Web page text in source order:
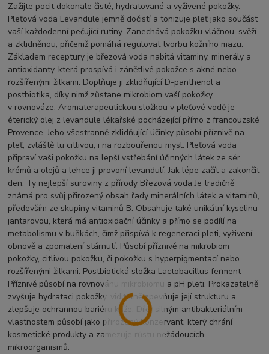
Zažijte pocit dokonale čisté, hydratované a vyživené pokožky.
Pleťová voda Levandule jemně dočistí a tonizuje pleť jako součást
vaší každodenní pečující rutiny. Zanechává pokožku vláčnou, svěží
a zklidněnou, přičemž pomáhá regulovat tvorbu kožního mazu.
Základem receptury je březová voda nabitá vitaminy, minerály a
antioxidanty, která prospívá i zánětlivé pokožce s akné nebo
rozšířenými žilkami. Doplňuje ji zklidňující D-panthenol a
postbiotika, díky nimž zůstane mikrobiom vaší pokožky
v rovnováze. Aromaterapeutickou složkou v pleťové vodě je
éterický olej z levandule lékařské pocházející přímo z francouzské
Provence. Jeho všestranně zklidňující účinky působí příznivě na
pleť, zvláště tu citlivou, i na rozbouřenou mysl. Pleťová voda
připraví vaši pokožku na lepší vstřebání účinných látek ze sér,
krémů a olejů a lehce ji provoní levandulí. Jak lépe začít a zakončit
den. Ty nejlepší suroviny z přírody Březová voda Je tradičně
známá pro svůj přirozený obsah řady minerálních látek a vitaminů,
především ze skupiny vitaminů B. Obsahuje také unikátní kyselinu
jantarovou, která má antioxidační účinky a přímo se podílí na
metabolismu v buňkách, čímž přispívá k regeneraci pleti, vyživení,
obnově a zpomalení stárnutí. Působí příznivě na mikrobiom
pokožky, citlivou pokožku, či pokožku s hyperpigmentací nebo
rozšířenými žilkami. Postbiotická složka Lactobacillus ferment
Příznivě působí na rovnováhu mikrobiomu a pH pleti. Prokazatelně
zvyšuje hydrataci pokožky, viditelně zpevňuje její strukturu a
zlepšuje ochrannou bariéru kůže. Díky silným antibakteriálním
vlastnostem působí jako přirozený konzervant, který chrání
kosmetické produkty a zamezuje růstu nežádoucích
mikroorganismů.